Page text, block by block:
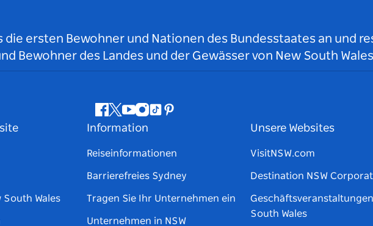
die ersten Bewohner und Nationen des Bundesstaates an und
Bewohner des Landes und der Gewässer von New South
Facebook
Twitter
YouTube
Instagram
TikTokPinterest
South Wales
Information
Reiseinformationen
Barrierefreies Sydney
Tragen Sie Ihr Unternehmen ein
Unternehmen in NSW
Unsere Websites
VisitNSW.com
Destination NSW
South Wales